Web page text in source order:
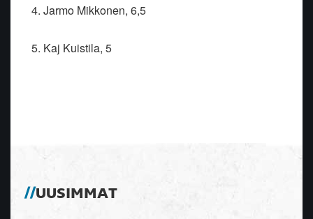
4. Jarmo Mikkonen, 6,5
5. Kaj Kuistila, 5
UUSIMMAT